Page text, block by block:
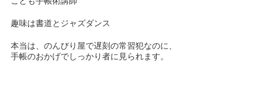
趣味は書道とジャズダンス
本当は、のんびり屋で遅刻の常習犯なのに、
手帳のおかげでしっかり者に見られます。